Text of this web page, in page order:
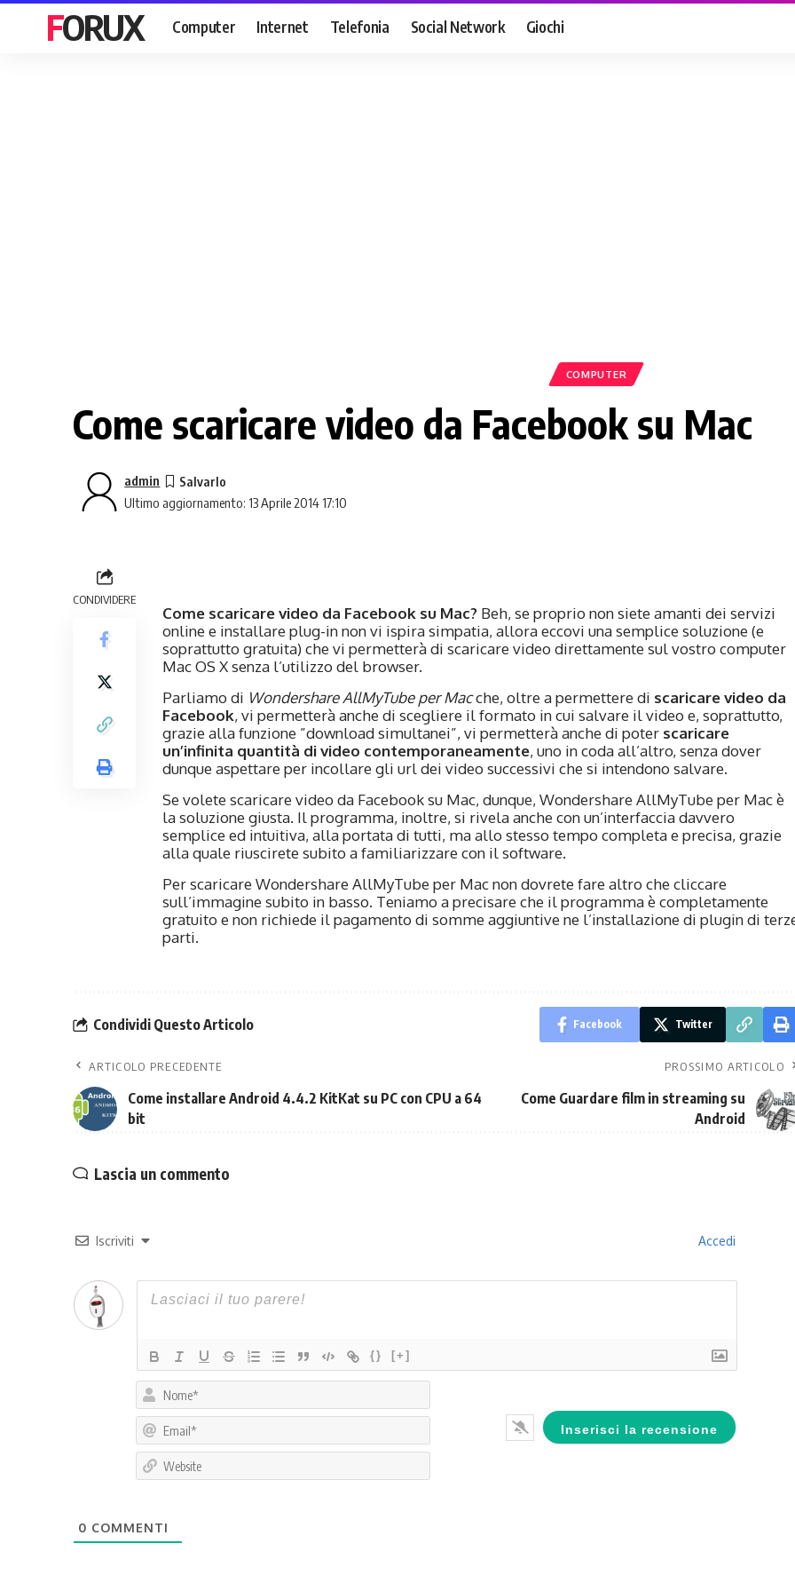
FORUX Computer Internet Telefonia Social Network Giochi
COMPUTER
Come scaricare video da Facebook su Mac
Ultimo aggiornamento: 13 Aprile 2014 17:10
admin
CONDIVIDERE
Come scaricare video da Facebook su Mac? Beh, se proprio non siete amanti dei servizi
online e installare plug-in non vi ispira simpatia, allora eccovi una semplice soluzione (e
soprattutto gratuita) che vi permetterà di scaricare video direttamente sul vostro computer
Mac OS X senza l’utilizzo del browser.
Parliamo di Wondershare AllMyTube per Macche, oltre a permettere di scaricare video da
Facebook, vi permetterà anche di scegliere il formato in cui salvare il video e, soprattutto,
grazie alla funzione ”download simultanei”, vi permetterà anche di poter scaricare
un’infinita quantità di video contemporaneamente, uno in coda all’altro, senza dover
dunque aspettare per incollare gli url dei video successivi che si intendono salvare.
Se volete scaricare video da Facebook su Mac, dunque, Wondershare AllMyTube per Mac è
la soluzione giusta. Il programma, inoltre, si rivela anche con un’interfaccia davvero
semplice ed intuitiva, alla portata di tutti, ma allo stesso tempo completa e precisa, grazie
alla quale riuscirete subito a familiarizzare con il software.
Per scaricare Wondershare AllMyTube per Mac non dovrete fare altro che cliccare
sull’immagine subito in basso. Teniamo a precisare che il programma è completamente
gratuito e non richiede il pagamento di somme aggiuntive ne l’installazione di plugin di
parti.
Condividi Questo Articolo Facebook Twitter
ARTICOLO PRECEDENTE
Come installare Android 4.4.2 KitKat su PC con CPU a 64
bit
PROSSIMO ARTICOLO
Come Guardare film in streaming su
Android
Lascia un commento
Iscriviti Accedi
{} [+]
0 COMMENTI